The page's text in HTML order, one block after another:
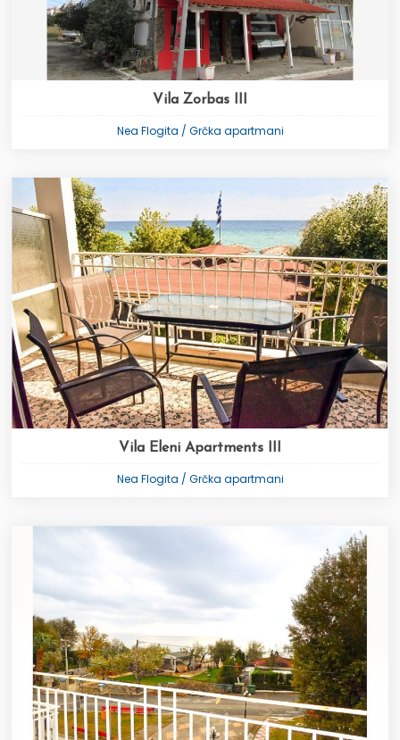
Vila Zorbas III
Nea Flogita / Grčka apartmani
Vila Eleni Apartments III
Nea Flogita / Grčka apartmani